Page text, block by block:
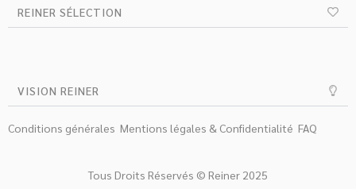
REINER SÉLECTION
VISION REINER
Conditions générales Mentions légales & Confidentialité FAQ
Tous Droits Réservés © Reiner 2025